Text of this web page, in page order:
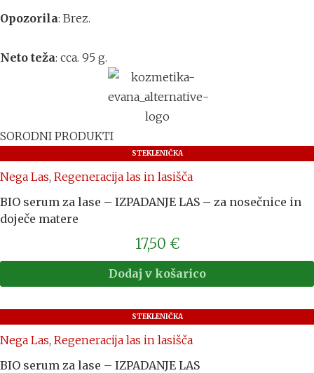
Opozorila: Brez.
Neto teža: cca. 95 g.
SORODNI PRODUKTI
STEKLENIČKA
Nega Las, Regeneracija las in lasišča
BIO serum za lase – IZPADANJE LAS – za nosečnice in
doječe matere
17,50 €
Dodaj v košarico
STEKLENIČKA
Nega Las, Regeneracija las in lasišča
BIO serum za lase – IZPADANJE LAS